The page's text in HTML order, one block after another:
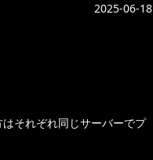
2025-06-18
それぞれ同じサーバーでプ